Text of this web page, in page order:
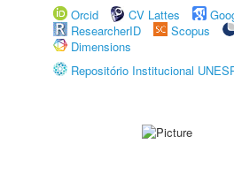
Orcid
CV Lattes
ResearcherID
Scopus
Dimensions
Repositório Institucional